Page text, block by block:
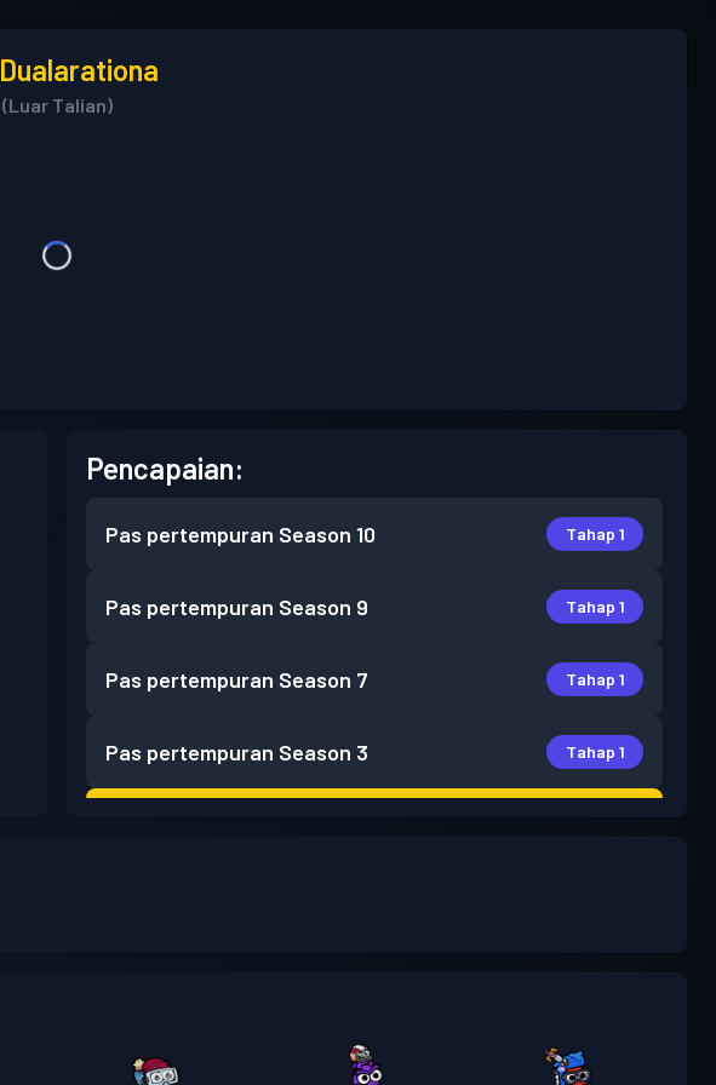
Dualarationa
(Luar Talian)
Pencapaian:
Pas pertempuran Season 10 Tahap 1
Pas pertempuran Season 9 Tahap 1
Pas pertempuran Season 7 Tahap 1
Pas pertempuran Season 3 Tahap 1